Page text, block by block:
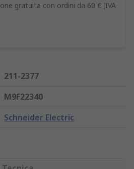
gratuita con ordini da 60 € (IVA
211-2377
M9F22340
Schneider Electric